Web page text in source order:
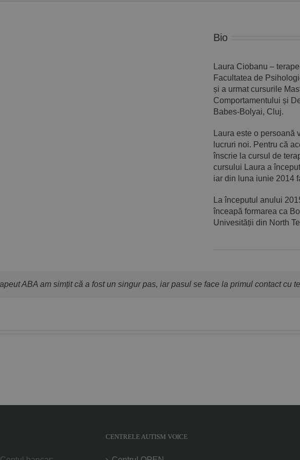
Bio
Laura Ciobanu –
Facultatea de
și a urmat cursurile
Comportamentului și
Babes-Bolyai, Cluj.
Laura este o
lucruri noi. Pentru că
înscrie la cursul de
cursului Laura a
iar din luna iunie 2014
La începutul anului
înceapă formarea ca
Univesității din North
ABA am simțit că a fost un singur pas, iar pasul se face la primul contact cu
CENTRELE AUTISM VOICE